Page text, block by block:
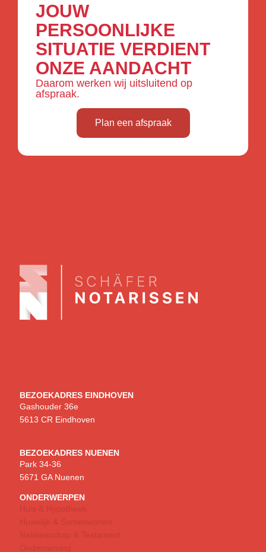
JOUW
PERSOONLIJKE
SITUATIE VERDIENT
ONZE AANDACHT
Daarom werken wij uitsluitend op
afspraak.
Plan een afspraak
BEZOEKADRES EINDHOVEN
Gashouder 36e
5613 CR Eindhoven
BEZOEKADRES NUENEN
Park 34-36
5671 GA Nuenen
ONDERWERPEN
Huis & Hypotheek
Huwelijk & Samenwonen
Nalatenschap & Testament
Onderneming